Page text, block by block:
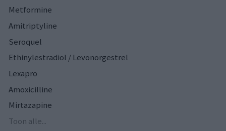
Metformine
Amitriptyline
Seroquel
Ethinylestradiol / Levonorgestrel
Lexapro
Amoxicilline
Mirtazapine
Toon alle...